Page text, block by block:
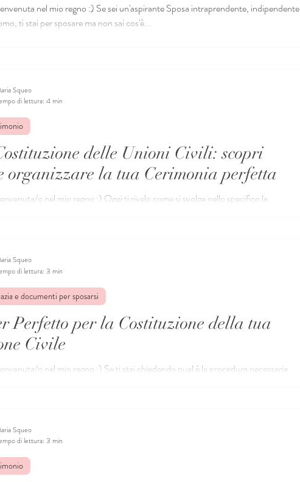
nel mio regno :) Se sei un'aspirante Sposa intraprendente, indipendente
ti stai per sposare ma non sai cos'è...
delle Unioni Civili: scopri
organizzare la tua Cerimonia perfetta
o nel mio regno :) Oggi ti rivelo come si svolge nello specifico la
Squeo
di lettura: 4 min
Perfetto per la Costituzione della tua
Civile
o nel mio regno :) Se ti stai chiedendo qual è la procedura necessaria
e documenti per sposarsi
Squeo
di lettura: 3 min
Squeo
di lettura: 3 min